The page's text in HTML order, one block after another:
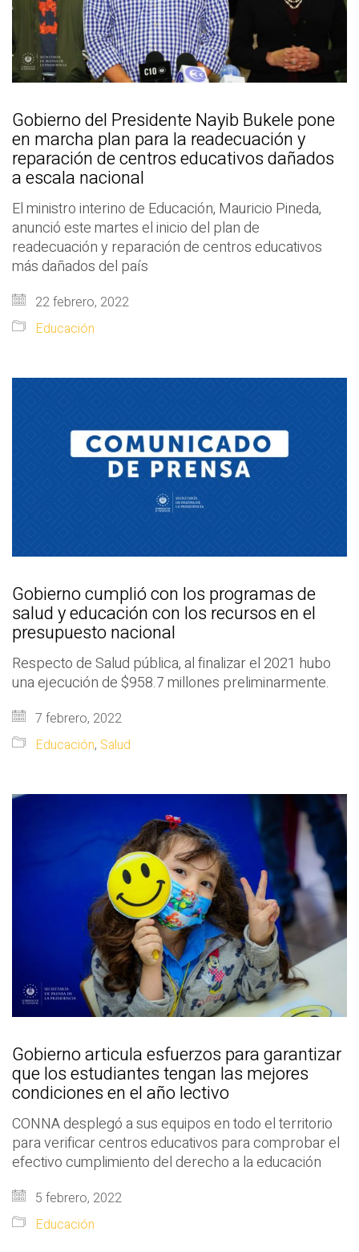
Gobierno del Presidente Nayib Bukele pone
en marcha plan para la readecuación y
reparación de centros educativos dañados
a escala nacional
El ministro interino de Educación, Mauricio Pineda,
anunció este martes el inicio del plan de
readecuación y reparación de centros educativos
más dañados del país
22 febrero, 2022
Educación
Gobierno cumplió con los programas de
salud y educación con los recursos en el
presupuesto nacional
Respecto de Salud pública, al finalizar el 2021 hubo
una ejecución de $958.7 millones preliminarmente.
7 febrero, 2022
Educación, Salud
Gobierno articula esfuerzos para garantizar
que los estudiantes tengan las mejores
condiciones en el año lectivo
CONNA desplegó a sus equipos en todo el territorio
para verificar centros educativos para comprobar el
efectivo cumplimiento del derecho a la educación
5 febrero, 2022
Educación